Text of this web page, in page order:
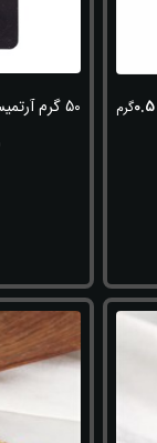
0.5گرم 50 گرم آرتمیس عیار 999.9